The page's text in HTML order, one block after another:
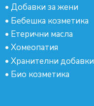
• Добавки за жени
• Бебешка козметика
• Етерични масла
• Хомеопатия
• Хранителни добавки
• Био козметика